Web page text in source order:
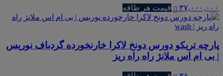
۳۷,۰۰۰,۰۰۰ قیمت هر طاقه
پارچه تریکو دورس دونخ لاکرا خارنخورده گردباف نوریس
| بی ام اس ملانژ راه راه ریز